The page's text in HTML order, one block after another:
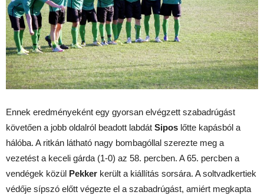
Ennek eredményeként egy gyorsan elvégzett szabadrúgást
követően a jobb oldalról beadott labdát Sipos lőtte kapásból a
hálóba. A ritkán látható nagy bombagóllal szerezte meg a
vezetést a keceli gárda (1-0) az 58. percben. A 65. percben a
vendégek közül Pekker került a kiállítás sorsára. A soltvadkertiek
védője sípszó előtt végezte el a szabadrúgást, amiért megkapta